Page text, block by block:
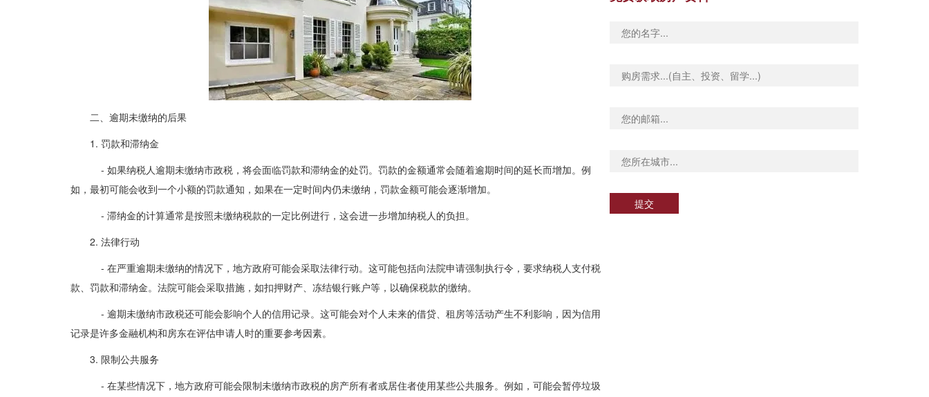
二、逾期未缴纳的后果
1. 罚款和滞纳金
- 如果纳税人逾期未缴纳市政税，将会面临罚款和滞纳金的处罚。罚款的金额通常会随着逾期时间的延长而增加。例
如，最初可能会收到一个小额的罚款通知，如果在一定时间内仍未缴纳，罚款金额可能会逐渐增加。
- 滞纳金的计算通常是按照未缴纳税款的一定比例进行，这会进一步增加纳税人的负担。
2. 法律行动
- 在严重逾期未缴纳的情况下，地方政府可能会采取法律行动。这可能包括向法院申请强制执行令，要求纳税人支付税
款、罚款和滞纳金。法院可能会采取措施，如扣押财产、冻结银行账户等，以确保税款的缴纳。
- 逾期未缴纳市政税还可能会影响个人的信用记录。这可能会对个人未来的借贷、租房等活动产生不利影响，因为信用
记录是许多金融机构和房东在评估申请人时的重要参考因素。
3. 限制公共服务
- 在某些情况下，地方政府可能会限制未缴纳市政税的房产所有者或居住者使用某些公共服务。例如，可能会暂停垃圾
提交